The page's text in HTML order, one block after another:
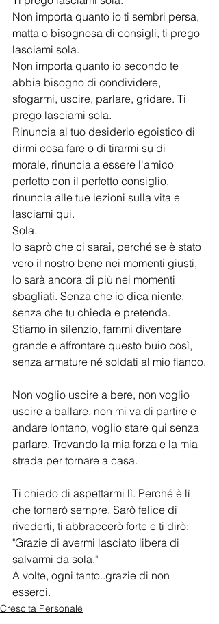
Non importa quanto io ti sembri persa,
matta o bisognosa di consigli, ti prego
lasciami sola.
Non importa quanto io secondo te
abbia bisogno di condividere,
sfogarmi, uscire, parlare, gridare. Ti
prego lasciami sola.
Rinuncia al tuo desiderio egoistico di
dirmi cosa fare o di tirarmi su di
morale, rinuncia a essere l'amico
perfetto con il perfetto consiglio,
rinuncia alle tue lezioni sulla vita e
lasciami qui.
Sola.
Io saprò che ci sarai, perché se è stato
vero il nostro bene nei momenti giusti,
lo sarà ancora di più nei momenti
sbagliati. Senza che io dica niente,
senza che tu chieda e pretenda.
Stiamo in silenzio, fammi diventare
grande e affrontare questo buio così,
senza armature né soldati al mio fianco.
Non voglio uscire a bere, non voglio
uscire a ballare, non mi va di partire e
andare lontano, voglio stare qui senza
parlare. Trovando la mia forza e la mia
strada per tornare a casa.
Ti chiedo di aspettarmi lì. Perché è lì
che tornerò sempre. Sarò felice di
rivederti, ti abbraccerò forte e ti dirò:
"Grazie di avermi lasciato libera di
salvarmi da sola."
A volte, ogni tanto..grazie di non
esserci.
Crescita Personale